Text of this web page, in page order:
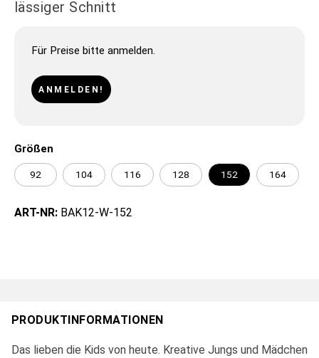
lässiger Schnitt
Für Preise bitte anmelden.
ANMELDEN!
Größen
92 104 116 128 152 164
ART-NR: BAK12-W-152
PRODUKTINFORMATIONEN
Das lieben die Kids von heute. Kreative Jungs und Mädchen